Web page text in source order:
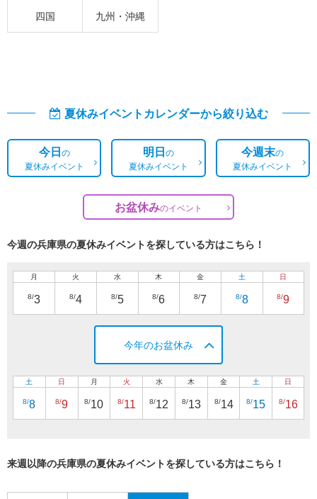
四国 九州・沖縄
夏休みイベントカレンダーから絞り込む
今日の
夏休みイベント
明日の
夏休みイベント
今週末の
夏休みイベント
お盆休みのイベント
今週の兵庫県の夏休みイベントを探している方はこちら！
月
8/3
火
8/4
水
8/5
木
8/6
金
8/7
土
8/8
日
8/9
今年のお盆休み
土
8/8
日
8/9
月
8/10
火
8/11
水
8/12
木
8/13
金
8/14
土
8/15
日
8/16
来週以降の兵庫県の夏休みイベントを探している方はこちら！